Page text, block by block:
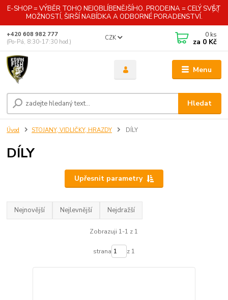
E-SHOP = VÝBĚR TOHO NEJOBLÍBENĚJŠÍHO. PRODEJNA = CELÝ SVĚT
MOŽNOSTÍ, ŠIRŠÍ NABÍDKA A ODBORNÉ PORADENSTVÍ.
Menu
CZK
Hledat
+420 608 982 777
(Po-Pá, 8:30-17:30 hod.)
0 ks
za 0 Kč
Úvod STOJANY, VIDLIČKY, HRAZDY DÍLY
DÍLY
Upřesnit parametry
Nejnovější Nejlevnější Nejdražší
Zobrazuji 1-1 z 1
strana z 1